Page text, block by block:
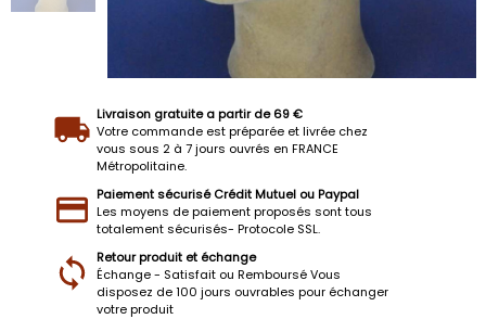
Livraison gratuite a partir de 69 €
Votre commande est préparée et livrée chez
vous sous 2 à 7 jours ouvrés en FRANCE
Métropolitaine.
Paiement sécurisé Crédit Mutuel ou Paypal
Les moyens de paiement proposés sont tous
totalement sécurisés- Protocole SSL.
Retour produit et échange
Échange - Satisfait ou Remboursé Vous
disposez de 100 jours ouvrables pour échanger
votre produit